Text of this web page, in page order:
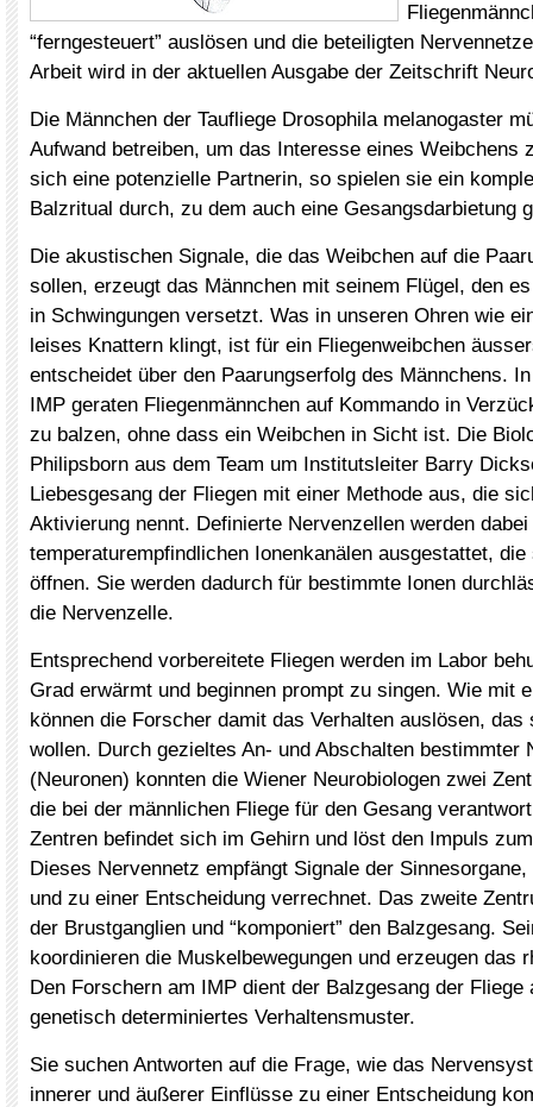
“ferngesteuert” auslösen und die beteiligten
Arbeit wird in der aktuellen Ausgabe der Zeitschrift
Die Männchen der Taufliege Drosophila melanogaster
Aufwand betreiben, um das Interesse eines Weibchens
sich eine potenzielle Partnerin, so spielen sie ein
Balzritual durch, zu dem auch eine Gesangsdarbietung
Die akustischen Signale, die das Weibchen auf die
sollen, erzeugt das Männchen mit seinem Flügel, den
in Schwingungen versetzt. Was in unseren Ohren wie
leises Knattern klingt, ist für ein Fliegenweibchen
entscheidet über den Paarungserfolg des Männchens.
IMP geraten Fliegenmännchen auf Kommando in
zu balzen, ohne dass ein Weibchen in Sicht ist. Die
Philipsborn aus dem Team um Institutsleiter Barry
Liebesgesang der Fliegen mit einer Methode aus, die
Aktivierung nennt. Definierte Nervenzellen werden
temperaturempfindlichen Ionenkanälen ausgestattet,
öffnen. Sie werden dadurch für bestimmte Ionen
die Nervenzelle.
Entsprechend vorbereitete Fliegen werden im Labor
Grad erwärmt und beginnen prompt zu singen. Wie mit
können die Forscher damit das Verhalten auslösen, das
wollen. Durch gezieltes An- und Abschalten bestimmter
(Neuronen) konnten die Wiener Neurobiologen zwei
die bei der männlichen Fliege für den Gesang
Zentren befindet sich im Gehirn und löst den Impuls
Dieses Nervennetz empfängt Signale der
und zu einer Entscheidung verrechnet. Das zweite
der Brustganglien und “komponiert” den Balzgesang.
koordinieren die Muskelbewegungen und erzeugen das
Den Forschern am IMP dient der Balzgesang der Fliege
genetisch determiniertes Verhaltensmuster.
Sie suchen Antworten auf die Frage, wie das
innerer und äußerer Einflüsse zu einer Entscheidung